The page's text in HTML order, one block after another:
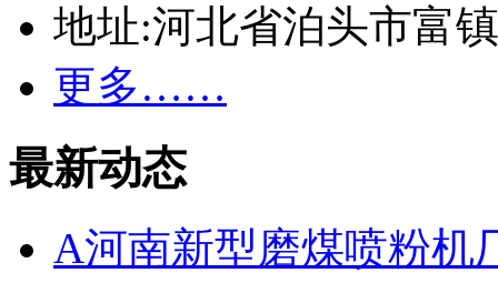
地址:河北省泊头市富
更多……
最新动态
A河南新型磨煤喷粉机